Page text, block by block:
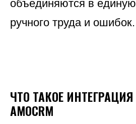
объединяются в
ручного труда и ошибок.
ЧТО ТАКОЕ
AMOCRM